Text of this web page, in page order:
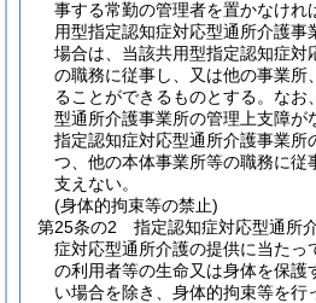
事する常勤の管理者を置かなけれ
用型指定認知症対応型通所介護事
場合は、当該共用型指定認知症対
の職務に従事し、又は他の事業所
ることができるものとする。 なお
型通所介護事業所の管理上支障が
指定認知症対応型通所介護事業所
つ、他の本体事業所等の職務に従
支えない。
(身体的拘束等の禁止)
第25条の2
指定認知症対応型通所
症対応型通所介護の提供に当たっ
の利用者等の生命又は身体を保護
い場合を除き、身体的拘束等を行